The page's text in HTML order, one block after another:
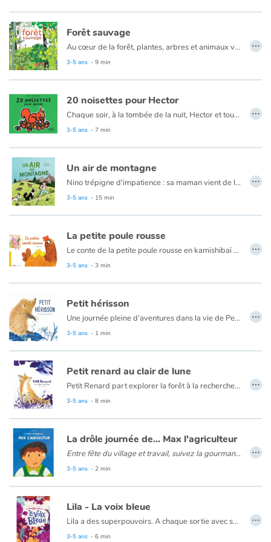
Forêt sauvage
Au cœur de la forêt, plantes, arbres et animaux vivent en toute harmonie au gré des saisons. Au printemps, la forêt se réveille. De petites pousses de fleurs et d'arbres percent la terre, les bourgeons gonflent avant d'éclore. L'été, les feuilles des arbres se gorgent de soleil ! Leur ombre protège un jeune faon des prédateurs. Les arbres changent de couleur en automne, leurs feuilles tapissent le sol et nourrissent la terre et ses habitants. Avec l'hiver, vient le silence, végétaux et petits mammifères se sont endormis. Mais gare au sanglier qui creuse dans la neige et le sol pour trouver à manger !
3-5 ans - 9 min
…
20 noisettes pour Hector
Chaque soir, à la tombée de la nuit, Hector et tous les écureuils font le compte des noisettes ramassées. 138 pour Arthus, 107 pour Daphnée… Hector ne rapporte que 20 noisettes ! Que peut-il bien fabriquer toute la journée ? Est-il paresseux ou prévoyant ? Un jour, leur forêt est menacée. Hector prend alors la parole et devient un héros !
3-5 ans - 7 min
…
Un air de montagne
Nino trépigne d'impatience : sa maman vient de lui annoncer une nouvelle incroyable ! En mai, ils quitteront l'agitation de la ville pour vivre plusieurs mois au cœur des majestueuses montagnes suisses. Là-haut, fini les bruits de klaxons et place aux tintements des cloches ! Nino se lance dans une aventure hors du commun : apprendre à devenir apprenti berger. Monter des clôtures, traire les chèvres, soigner les génisses... mais aussi courir dans les alpages, écouter la montagne chanter et jouer avec les nuages. Et quel plaisir de guider le troupeau de chèvres à travers les pâturages en lançant son cri de berger : "Alleeeez biiiqueeeettes !" Avec ses nouvelles amies, Nino découvre la liberté, l'amitié et la magie des grands espaces. Une immersion inoubliable où la nature devient le plus beau des terrains de jeu !
3-5 ans - 15 min
…
La petite poule rousse
Le conte de la petite poule rousse en kamishibaï trilingue français - anglais - allemand.
3-5 ans - 3 min
…
Petit hérisson
Une journée pleine d’aventures dans la vie de Petit Hérisson !
L’éveil d’un hérisson qui fait écho aux premières expériences des tout-petits.
3-5 ans - 1 min
…
Petit renard au clair de lune
Petit Renard part explorer la forêt à la recherche d’une proie à rapporter au terrier. Soudain, il voit une lumière brillante et magnifique... C’est décidé, c’est elle qu’il va attraper !
3-5 ans - 8 min
…
La drôle journée de... Max l'agriculteur
Entre fête du village et travail, suivez la gourmande journée de Max l’agriculteur !
3-5 ans - 2 min
…
Lila - La voix bleue
Lila a des superpouvoirs. A chaque sortie avec ses deux mamans, il se passe quelque chose d’étrange : elle est propulsée dans une aventure extraordinaire. Cette fois-ci, avec Tinon, un monstre de pollution a envahi la rivière... Il leur faudra du courage et de la perspicacité pour l'affronter ! Une fable écologique mêlée de fantastique.
3-5 ans - 6 min
…